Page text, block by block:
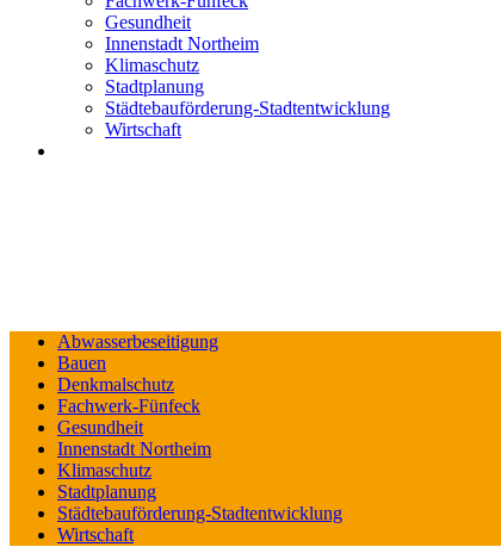
Gesundheit
Innenstadt Northeim
Klimaschutz
Stadtplanung
Städtebauförderung-Stadtentwicklung
Wirtschaft
Abwasserbeseitigung
Bauen
Denkmalschutz
Fachwerk-Fünfeck
Gesundheit
Innenstadt Northeim
Klimaschutz
Stadtplanung
Städtebauförderung-Stadtentwicklung
Wirtschaft